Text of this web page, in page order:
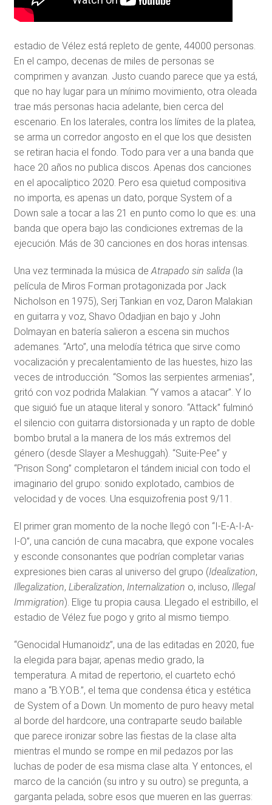
estadio de Vélez está repleto de gente, 44000 personas.
En el campo, decenas de miles de personas se
comprimen y avanzan. Justo cuando parece que ya está,
que no hay lugar para un mínimo movimiento, otra oleada
trae más personas hacia adelante, bien cerca del
escenario. En los laterales, contra los límites de la platea,
se arma un corredor angosto en el que los que desisten
se retiran hacia el fondo. Todo para ver a una banda que
hace 20 años no publica discos. Apenas dos canciones
en el apocalíptico 2020. Pero esa quietud compositiva
no importa, es apenas un dato, porque System of a
Down sale a tocar a las 21 en punto como lo que es: una
banda que opera bajo las condiciones extremas de la
ejecución. Más de 30 canciones en dos horas intensas.
Una vez terminada la música deAtrapado sin salida(la
película de Miros Forman protagonizada por Jack
Nicholson en 1975), Serj Tankian en voz, Daron Malakian
en guitarra y voz, Shavo Odadjian en bajo y John
Dolmayan en batería salieron a escena sin muchos
ademanes. “Arto”, una melodía tétrica que sirve como
vocalización y precalentamiento de las huestes, hizo las
veces de introducción. “Somos las serpientes armenias”,
gritó con voz podrida Malakian. “Y vamos a atacar”. Y lo
que siguió fue un ataque literal y sonoro. “Attack” fulminó
el silencio con guitarra distorsionada y un rapto de doble
bombo brutal a la manera de los más extremos del
género (desde Slayer a Meshuggah). “Suite-Pee” y
“Prison Song” completaron el tándem inicial con todo el
imaginario del grupo: sonido explotado, cambios de
velocidad y de voces. Una esquizofrenia post 9/11.
El primer gran momento de la noche llegó con “I-E-A-I-A-
I-O”, una canción de cuna macabra, que expone vocales
y esconde consonantes que podrían completar varias
expresiones bien caras al universo del grupo (Idealization,
Illegalization, Liberalization, Internalization o, incluso, Illegal
Immigration). Elige tu propia causa. Llegado el estribillo, el
estadio de Vélez fue pogo y grito al mismo tiempo.
“Genocidal Humanoidz”, una de las editadas en 2020, fue
la elegida para bajar, apenas medio grado, la
temperatura. A mitad de repertorio, el cuarteto echó
mano a “B.Y.O.B.”, el tema que condensa ética y estética
de System of a Down. Un momento de puro heavy metal
al borde del hardcore, una contraparte seudo bailable
que parece ironizar sobre las fiestas de la clase alta
mientras el mundo se rompe en mil pedazos por las
luchas de poder de esa misma clase alta. Y entonces, el
marco de la canción (su intro y su outro) se pregunta, a
garganta pelada, sobre esos que mueren en las guerras: